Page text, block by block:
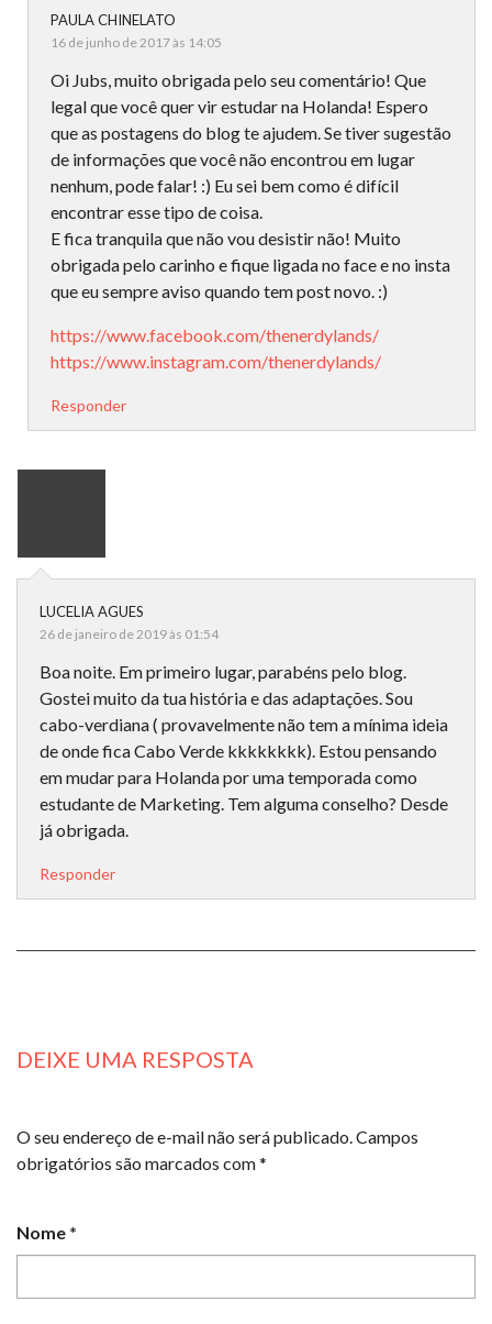
PAULA CHINELATO
16 de junho de 2017 às 14:05
Oi Jubs, muito obrigada pelo seu comentário! Que
legal que você quer vir estudar na Holanda! Espero
que as postagens do blog te ajudem. Se tiver sugestão
de informações que você não encontrou em lugar
nenhum, pode falar! :) Eu sei bem como é difícil
encontrar esse tipo de coisa.
E fica tranquila que não vou desistir não! Muito
obrigada pelo carinho e fique ligada no face e no insta
que eu sempre aviso quando tem post novo. :)
https://www.facebook.com/thenerdylands/
https://www.instagram.com/thenerdylands/
Responder
LUCELIA AGUES
26 de janeiro de 2019 às 01:54
Boa noite. Em primeiro lugar, parabéns pelo blog.
Gostei muito da tua história e das adaptações. Sou
cabo-verdiana ( provavelmente não tem a mínima ideia
de onde fica Cabo Verde kkkkkkkk). Estou pensando
em mudar para Holanda por uma temporada como
estudante de Marketing. Tem alguma conselho? Desde
já obrigada.
Responder
DEIXE UMA RESPOSTA
O seu endereço de e-mail não será publicado. Campos
obrigatórios são marcados com*
Nome *